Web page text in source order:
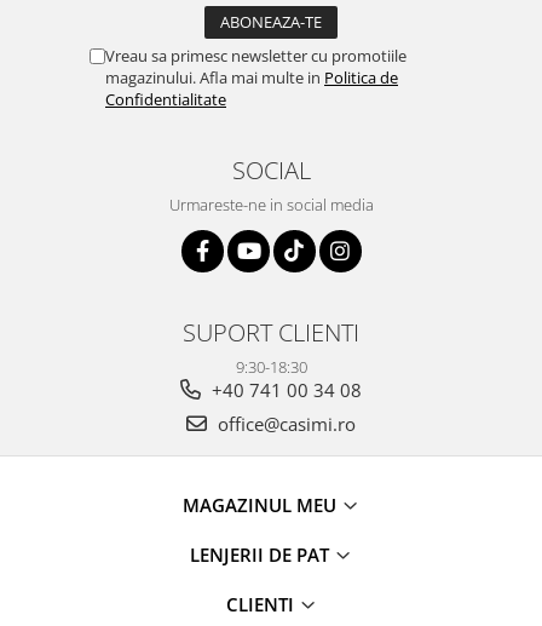
Vreau sa primesc newsletter cu promotiile
magazinului. Afla mai multe in Politica de
Confidentialitate
SOCIAL
Urmareste-ne in social media
SUPORT CLIENTI
9:30-18:30
+40 741 00 34 08
office@casimi.ro
MAGAZINUL MEU
LENJERII DE PAT
CLIENTI